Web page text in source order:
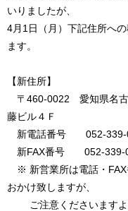
いりましたが、
4月1日（月）下記住所へ
ます。
【新住所】
〒460-0022 愛知県名古
藤ビル４Ｆ
新電話番号 052-339-
新FAX番号 052-339-
※ 新営業所は電話・FAX
おかけ致しますが、
ご注意くださいますよ